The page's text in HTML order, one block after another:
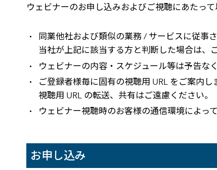
ウェビナーのお申し込みおよびご視聴にあたっ
同業他社および類似の業務 / サービスに従事
当社が上記に該当する方と判断した場合は、
ウェビナーの内容・スケジュール等は予告な
ご登録者様毎に固有の視聴用 URL をご案内し
視聴用 URL の転送、共有はご遠慮ください。
ウェビナー視聴時のお客様の通信環境によっ
お申し込み